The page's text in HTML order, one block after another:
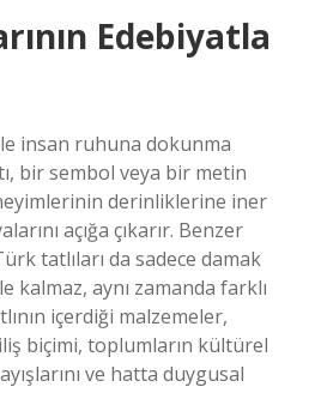
Edebiyatla
insan ruhuna dokunma
bir sembol veya bir metin
derinliklerine iner
açığa çıkarır. Benzer
tatlıları da sadece damak
kalmaz, aynı zamanda farklı
içerdiği malzemeler,
biçimi, toplumların kültürel
ve hatta duygusal